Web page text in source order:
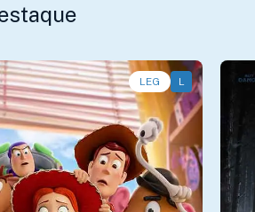
LEG L
Comédia • • 1h40